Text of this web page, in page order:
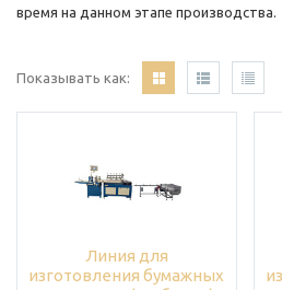
время на данном этапе производства.
Показывать как:
Линия для
изготовления бумажных